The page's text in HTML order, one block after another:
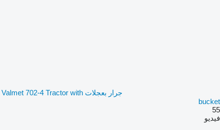
جرار بعجلات Valmet 702-4 Tractor with
bucket
55
فيديو